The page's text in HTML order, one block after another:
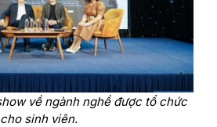
về ngành nghề được tổ chức
cho sinh viên.